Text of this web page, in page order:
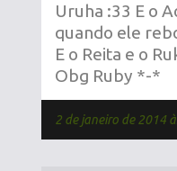
Uruha :33 E o
quando ele
E o Reita e o
Obg Ruby *-*
2 de janeiro de 2014